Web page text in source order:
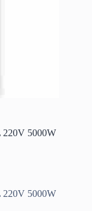
5000W
5000W